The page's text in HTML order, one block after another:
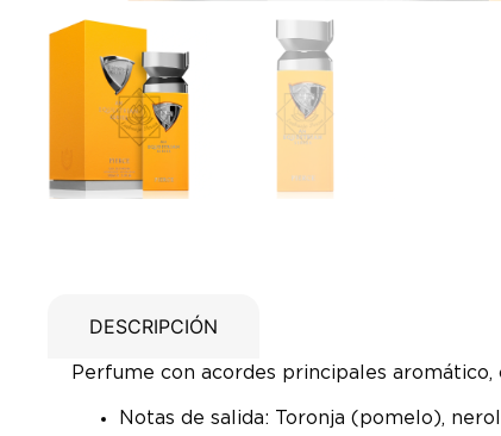
DESCRIPCIÓN
Perfume con acordes principales
Notas de salida: Toronja (pomelo),